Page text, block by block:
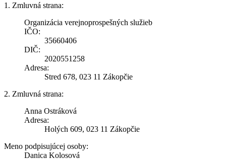
1. Zmluvná strana:
Organizácia verejnoprospešných služieb
IČO:
35660406
DIČ:
2020551258
Adresa:
Stred 678, 023 11 Zákopčie
2. Zmluvná strana:
Anna Ostráková
Adresa:
Holých 609, 023 11 Zákopčie
Meno podpisujúcej osoby:
Danica Kolosová